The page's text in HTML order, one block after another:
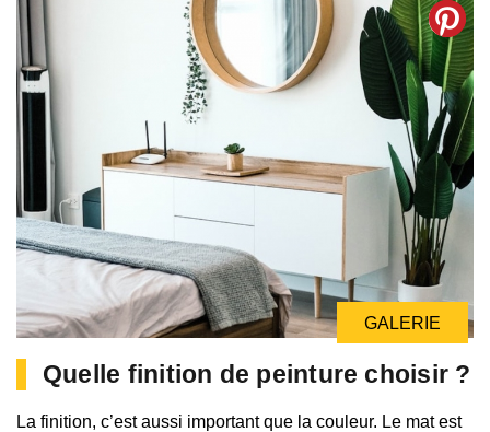
GALERIE
Quelle finition de peinture choisir ?
La finition, c’est aussi important que la couleur. Le mat est